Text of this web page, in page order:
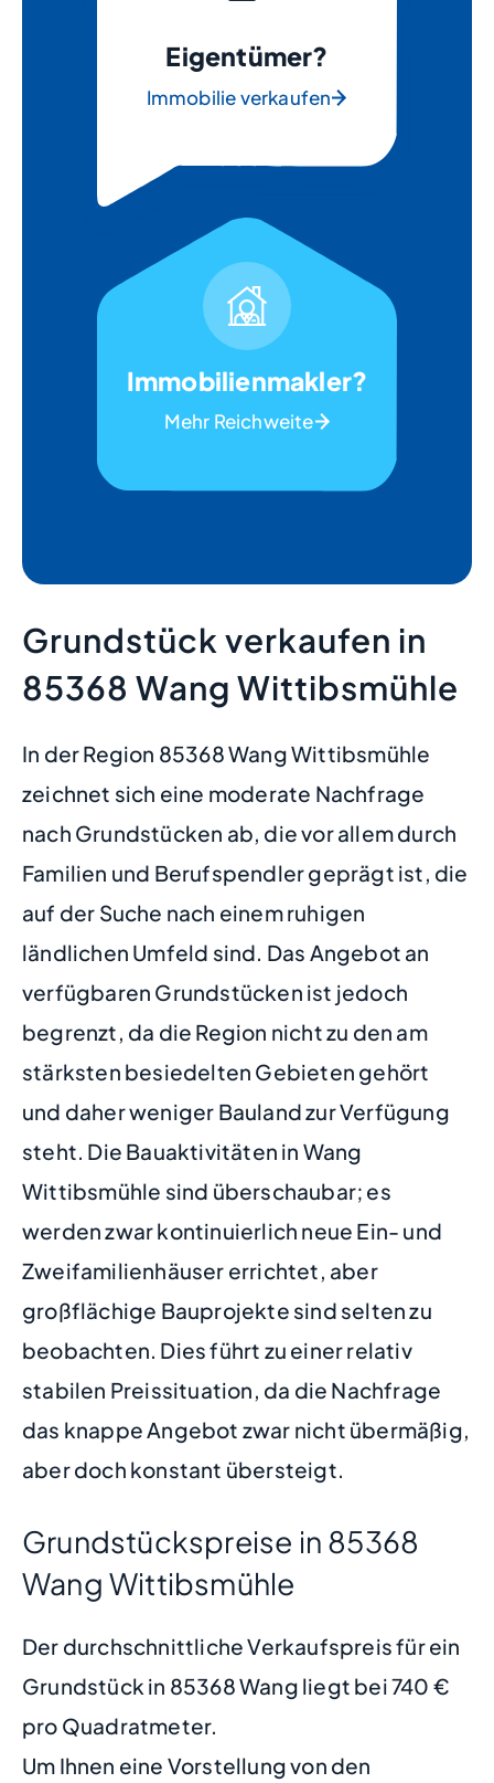
Eigentümer?
Immobilie verkaufen
Immobilienmakler?
Mehr Reichweite
Grundstück verkaufen in
85368 Wang Wittibsmühle
In der Region 85368 Wang Wittibsmühle
zeichnet sich eine moderate Nachfrage
nach Grundstücken ab, die vor allem durch
Familien und Berufspendler geprägt ist, die
auf der Suche nach einem ruhigen
ländlichen Umfeld sind. Das Angebot an
verfügbaren Grundstücken ist jedoch
begrenzt, da die Region nicht zu den am
stärksten besiedelten Gebieten gehört
und daher weniger Bauland zur Verfügung
steht. Die Bauaktivitäten in Wang
Wittibsmühle sind überschaubar; es
werden zwar kontinuierlich neue Ein- und
Zweifamilienhäuser errichtet, aber
großflächige Bauprojekte sind selten zu
beobachten. Dies führt zu einer relativ
stabilen Preissituation, da die Nachfrage
das knappe Angebot zwar nicht übermäßig,
aber doch konstant übersteigt.
Grundstückspreise in 85368
Wang Wittibsmühle
Der durchschnittliche Verkaufspreis für ein
Grundstück in 85368 Wang liegt bei 740 €
pro Quadratmeter.
Um Ihnen eine Vorstellung von den